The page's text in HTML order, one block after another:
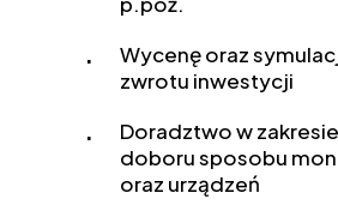
Wycenę oraz
zwrotu inwestycji
Doradztwo w zakresie
doboru sposobu
oraz urządzeń